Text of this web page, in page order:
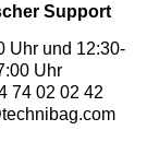
Support
Uhr und 12:30-
Uhr
74 02 02 42